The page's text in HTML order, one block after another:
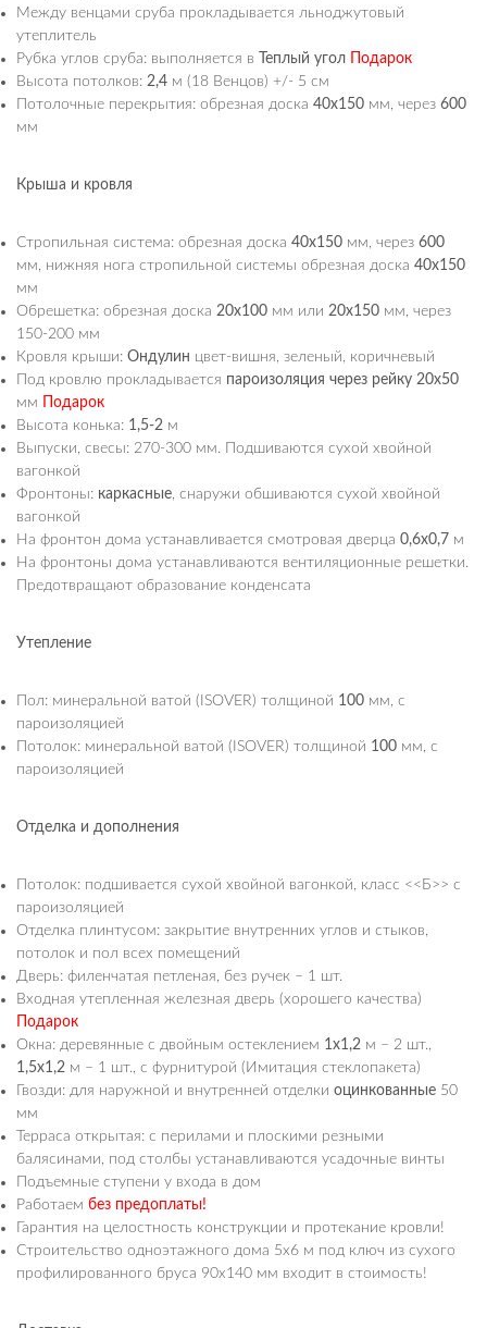
Между венцами сруба прокладывается льноджутовый
утеплитель
Рубка углов сруба: выполняется в
Теплый угол
Подарок
Высота потолков: 2,4 м (18 Венцов) +/- 5 см
Потолочные перекрытия: обрезная доска 40х150 мм, через 600
мм
Крыша и кровля
Стропильная система: обрезная доска 40х150 мм, через 600
мм, нижняя нога стропильной системы обрезная доска 40х150
мм
Обрешетка: обрезная доска 20х100 мм или 20х150 мм, через
150-200 мм
Кровля крыши: Ондулин цвет-вишня, зеленый, коричневый
Под кровлю прокладывается пароизоляция через рейку 20х50
мм
Подарок
Высота конька: 1,5-2 м
Выпуски, свесы: 270-300 мм. Подшиваются сухой хвойной
вагонкой
Фронтоны: каркасные, снаружи обшиваются сухой хвойной
вагонкой
На фронтон дома устанавливается смотровая дверца 0,6х0,7 м
На фронтоны дома устанавливаются вентиляционные решетки.
Предотвращают образование конденсата
Утепление
Пол: минеральной ватой (ISOVER) толщиной 100 мм, с
пароизоляцией
Потолок: минеральной ватой (ISOVER) толщиной 100 мм, с
пароизоляцией
Отделка и дополнения
Потолок: подшивается сухой хвойной вагонкой, класс <<Б>> с
пароизоляцией
Отделка плинтусом: закрытие внутренних углов и стыков,
потолок и пол всех помещений
Дверь: филенчатая петленая, без ручек – 1 шт.
Входная утепленная железная дверь (хорошего качества)
Подарок
Окна: деревянные с двойным остеклением 1х1,2 м – 2 шт.,
1,5х1,2 м – 1 шт., с фурнитурой (Имитация стеклопакета)
Гвозди: для наружной и внутренней отделки оцинкованные 50
мм
Терраса открытая: с перилами и плоскими резными
балясинами, под столбы устанавливаются усадочные винты
Подъемные ступени у входа в дом
Работаем без предоплаты!
Гарантия на целостность конструкции и протекание кровли!
Строительство одноэтажного дома 5х6 м под ключ из сухого
профилированного бруса 90х140 мм входит в стоимость!